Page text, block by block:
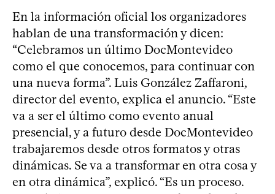
En la información oficial los organizadores
hablan de una transformación y dicen:
“Celebramos un último DocMontevideo
como el que conocemos, para continuar con
una nueva forma”. Luis González Zaffaroni,
director del evento, explica el anuncio. “Este
va a ser el último como evento anual
presencial, y a futuro desde DocMontevideo
trabajaremos desde otros formatos y otras
dinámicas. Se va a transformar en otra cosa y
en otra dinámica”, explicó. “Es un proceso.